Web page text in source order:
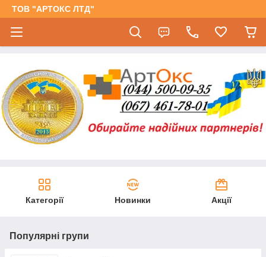
ТОВ "АРТОКС ЛТД"
Категорії Новинки Акції
Популярні групи